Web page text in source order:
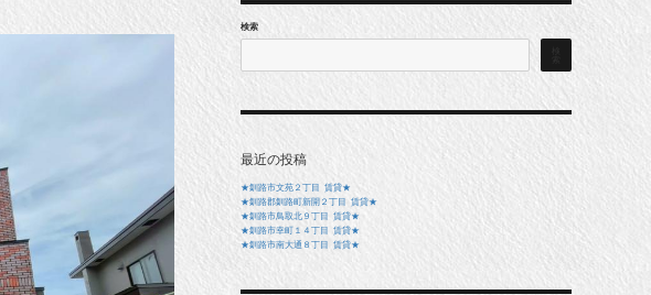
検索
最近の投稿
★釧路市文苑２丁目 賃貸★
★釧路郡釧路町新開２丁目 賃貸★
★釧路市鳥取北９丁目 賃貸★
★釧路市幸町１４丁目 賃貸★
★釧路市南大通８丁目 賃貸★